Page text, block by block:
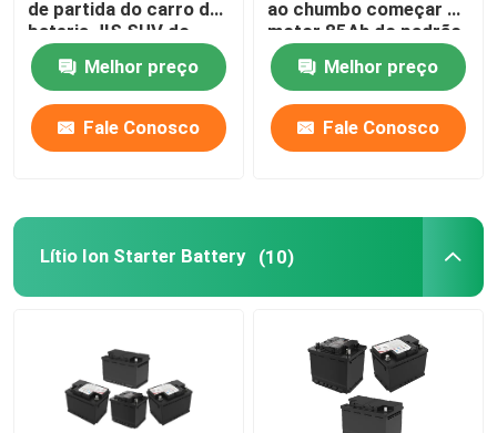
Sistema portátil do armazenamento de energia
Sistema comercial do armazenamento da bateria
de partida do carro da
bateria JIS SUV do
acionador de partida
de BCI 12VMelhor preço
Fale Conosco
ao chumbo começar de
motor 85Ah do padrão
75 do EN
Melhor preço
Fale Conosco
Lítio Ion Starter Battery (10)